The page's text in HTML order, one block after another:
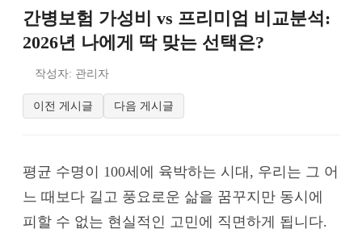
간병보험 가성비 vs 프리미엄 비교분석:
2026년 나에게 딱 맞는 선택은?
작성자: 관리자
이전 게시글 다음 게시글
평균 수명이 100세에 육박하는 시대, 우리는 그 어
느 때보다 길고 풍요로운 삶을 꿈꾸지만 동시에
피할 수 없는 현실적인 고민에 직면하게 됩니다.